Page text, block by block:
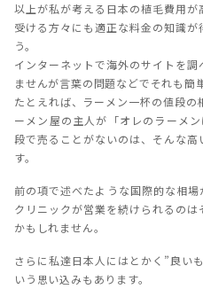
以上が私が考える日本の植毛費用
受ける方々にも適正な料金の知識
う。
インターネットで海外のサイトを
ませんが言葉の問題などでそれも簡
たとえれば、ラーメン一杯の値段
ーメン屋の主人が「オレのラーメ
段で売ることがないのは、そんな
す。
前の項で述べたような国際的な相
クリニックが営業を続けられるの
かもしれません。
さらに私達日本人にはとかく”良い
いう思い込みもあります。